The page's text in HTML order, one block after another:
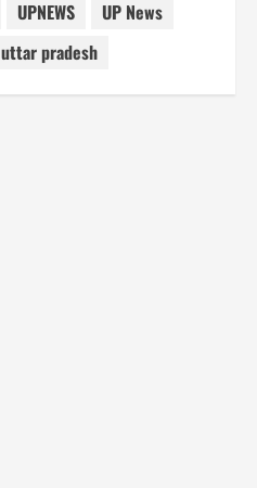
UPNEWS
UP News
uttar pradesh